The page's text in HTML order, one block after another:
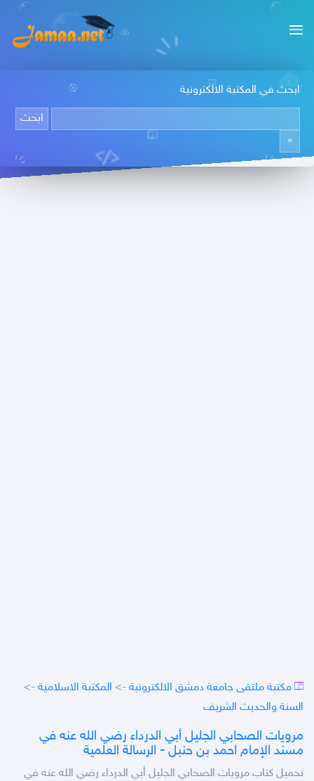
ابحث في المكتبة الالكترونية
مكتبة ملتقى جامعة دمشق الالكترونية -> المكتبة الاسلامية ->
السنة والحديث الشريف
مرويات الصحابي الجليل أبي الدرداء رضي الله عنه في
مسند الإمام احمد بن حنبل - الرسالة العلمية
تحميل كتاب مرويات الصحابي الجليل أبي الدرداء رضي الله عنه في